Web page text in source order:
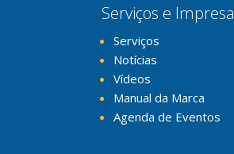
Serviços e Impresa
Serviços
Notícias
Vídeos
Manual da Marca
Agenda de Eventos